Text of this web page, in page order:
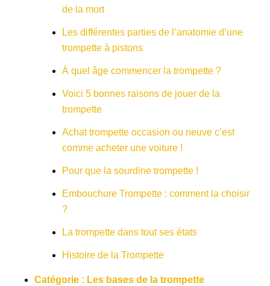
de la mort
Les différentes parties de l’anatomie d’une
trompette à pistons
À quel âge commencer la trompette ?
Voici 5 bonnes raisons de jouer de la
trompette
Achat trompette occasion ou neuve c’est
comme acheter une voiture !
Pour que la sourdine trompette !
Embouchure Trompette : comment la choisir
?
La trompette dans tout ses états
Histoire de la Trompette
Catégorie : Les bases de la trompette